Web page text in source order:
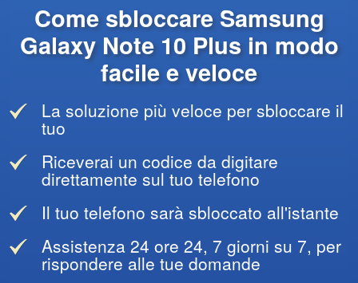
Come sbloccare Samsung
Galaxy Note 10 Plus in modo
facile e veloce
La soluzione più veloce per sbloccare il
tuo
Riceverai un codice da digitare
direttamente sul tuo telefono
Il tuo telefono sarà sbloccato all'istante
Assistenza 24 ore 24, 7 giorni su 7, per
rispondere alle tue domande